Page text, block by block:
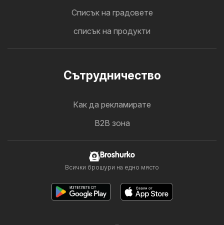
Cписък на градовете
списък на продукти
Cътрудничество
Как да рекламирате
B2B зона
Broshurko
Всички брошури на едно място